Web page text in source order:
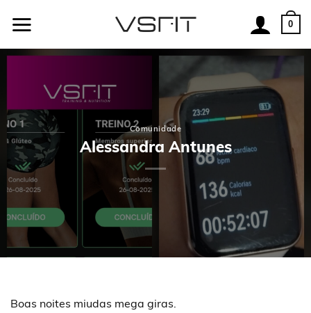
0
Comunidade
Alessandra Antunes
Boas noites miudas mega giras.